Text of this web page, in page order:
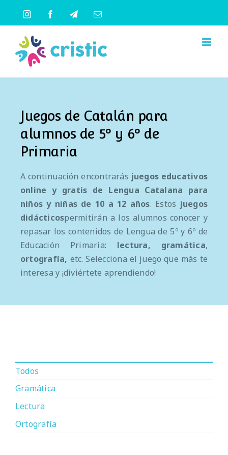
contenido
InstagramFacebookTelegramCorreo
Juegos de Catalán para
alumnos de 5º y 6º de
Primaria
A continuación encontrarás juegos educativos
online y gratis de Lengua Catalana para
niños y niñas de 10 a 12 años. Estos juegos
didácticospermitirán a los alumnos conocer y
repasar los contenidos de Lengua de 5º y 6º de
Educación Primaria: lectura, gramática,
ortografía, etc. Selecciona el juego que más te
interesa y ¡diviértete aprendiendo!
Todos
Gramática
Lectura
Ortografía